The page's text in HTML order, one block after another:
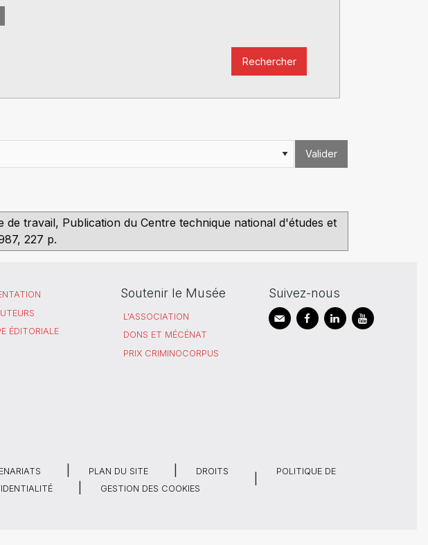
Rechercher
Valider
travail, Publication du Centre technique national d'études et
227 p.
ÉDITORIALE
Soutenir le Musée
L'ASSOCIATION
DONS ET MÉCÉNAT
PRIX CRIMINOCORPUS
Suivez-nous
PLAN DU SITE DROITS
POLITIQUE DE
GESTION DES COOKIES